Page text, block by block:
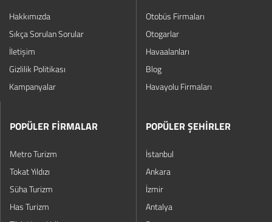
Hakkımızda
Sıkça Sorulan Sorular
İletişim
Gizlilik Politikası
Kampanyalar
Otobüs Firmaları
Otogarlar
Havaalanları
Blog
Havayolu Firmaları
POPÜLER FİRMALAR
Metro Turizm
Tokat Yıldızı
Süha Turizm
Has Turizm
POPÜLER ŞEHİRLER
İstanbul
Ankara
İzmir
Antalya